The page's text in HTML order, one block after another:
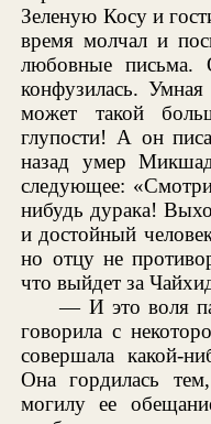
Зеленую Косу и
время молчал и
любовные письма.
конфузилась. Умная
может такой
глупости! А он
назад умер
следующее:
нибудь дурака!
и достойный
но отцу не
что выйдет за
— И это воля
говорила с
совершала какой-
Она гордилась
могилу ее